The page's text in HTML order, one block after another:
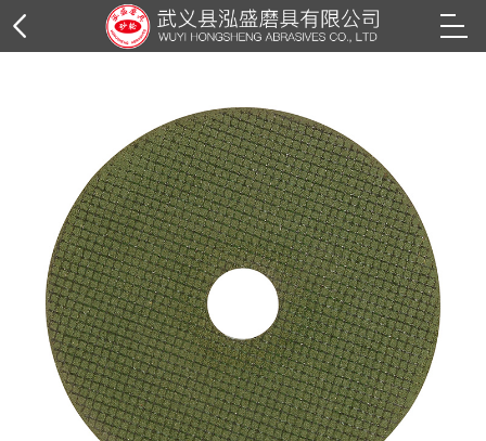
角磨片系列
切割片系列
钢丝轮系列
花叶轮系列
抛光轮系列
抛光膏系列